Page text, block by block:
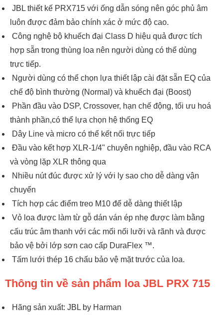
JBL thiết kế PRX715 với ống dẫn sóng nên góc phủ âm
luôn được đảm bảo chính xác ở mức độ cao.
Công nghệ bộ khuếch đại Class D hiệu quả được tích
hợp sẵn trong thùng loa nên người dùng có thể dùng
trực tiếp.
Người dùng có thể chọn lựa thiết lập cài đặt sẵn EQ của
chế độ bình thường (Normal) và khuếch đại (Boost)
Phần đầu vào DSP, Crossover, hạn chế động, tối ưu hoá
thành phần,có thể lựa chọn hệ thống EQ
Dây Line và micro có thể kết nối trực tiếp
Đầu vào kết hợp XLR-1/4" chuyên nghiệp, đầu vào RCA
và vòng lặp XLR thông qua
Nhiều nút đúc được xử lý với ly sao cho dễ dàng vận
chuyển
Tích hợp các điểm treo M10 để dễ dàng thiết lập
Vỏ loa được làm từ gỗ dán ván ép nhẹ được làm bằng
cấu trúc âm thanh với các mối nối lưỡi và rãnh và được
bảo vệ bởi lớp sơn cao cấp DuraFlex ™.
Tấm lưới thép 16 chấu bảo vệ mặt trước của loa.
Thông tin về sản phẩm loa JBL PRX 715
Hãng sản xuất: JBL by Harman